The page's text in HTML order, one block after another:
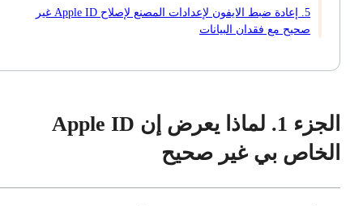
5. إعادة ضبط الايفون لإعدادات المصنع لإصلاح Apple ID غير
صحيح مع فقدان البيانات
الجزء 1. لماذا يعرض إن Apple ID
الخاص بي غير صحيح